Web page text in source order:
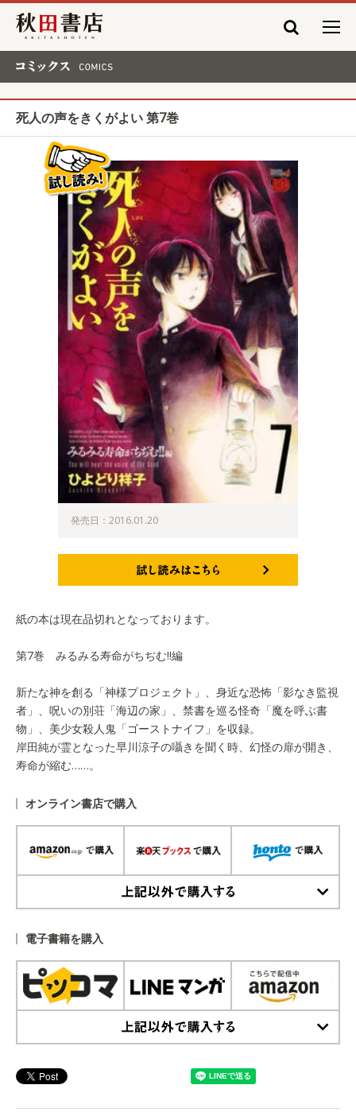
秋田書店
死人の声をきくがよい 第7巻
発売日：2016.01.20
紙の本は現在品切れとなっております。
第7巻 みるみる寿命がちぢむ!!編
新たな神を創る「神様プロジェクト」、身近な恐怖「影なき監視
者」、呪いの別荘「海辺の家」、禁書を巡る怪奇「魔を呼ぶ書
物」、美少女殺人鬼「ゴーストナイフ」を収録。
岸田純が霊となった早川涼子の囁きを聞く時、幻怪の扉が開き、
寿命が縮む……。
オンライン書店で購入
電子書籍を購入